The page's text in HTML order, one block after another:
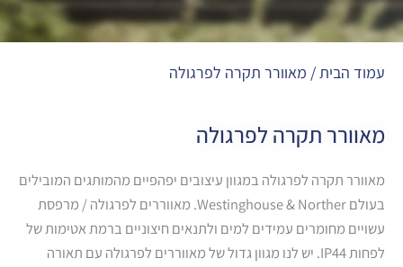
עמוד הבית / מאוורר תקרה לפרגולה
מאוורר תקרה לפרגולה
מאוורר תקרה לפרגולה במגוון עיצובים יפהפיים מהמותגים המובילים
בעולם Westinghouse & Norther. מאווררים לפרגולה / מרפסת
עשויים מחומרים עמידים למים ולתנאים חיצוניים ברמת אטימות של
לפחות IP44. יש לנו מגוון גדול של מאווררים לפרגולה עם תאורה